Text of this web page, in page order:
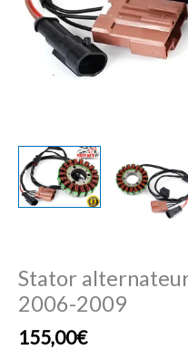
Stator
2006-2009
155,00€